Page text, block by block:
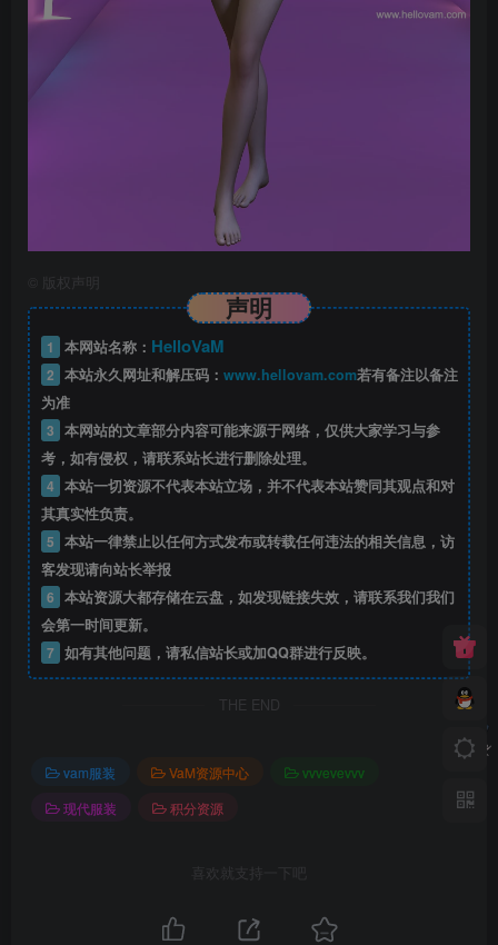
版权声明
声明
1 本网站名称： HelloVaM
2 本站永久网址和解压码： www.hellovam.com若有备注以备注
为准
3 本网站的文章部分内容可能来源于网络，仅供大家学习与参
考，如有侵权，请联系站长进行删除处理。
4 本站一切资源不代表本站立场，并不代表本站赞同其观点和对
其真实性负责。
5 本站一律禁止以任何方式发布或转载任何违法的相关信息，访
客发现请向站长举报
6 本站资源大都存储在云盘，如发现链接失效，请联系我们我们
会第一时间更新。
7 如有其他问题，请私信站长或加QQ群进行反映。
THE END
vam服装 VaM资源中心
vvvevevvv
现代服装
积分资源
喜欢就支持一下吧